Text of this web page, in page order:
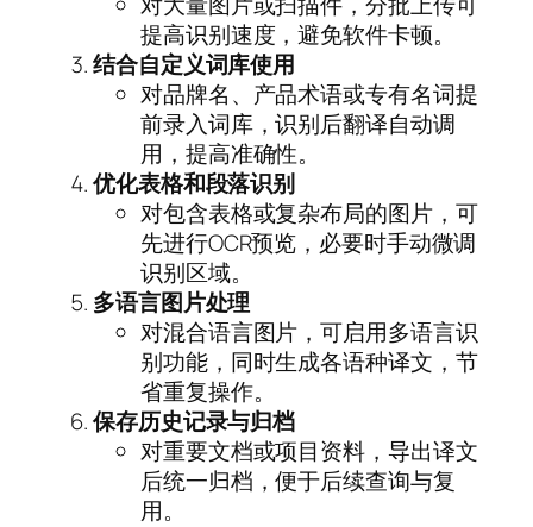
提高识别速度，避免软件卡顿。
结合自定义词库使用
对品牌名、产品术语或专有名词提
前录入词库，识别后翻译自动调
用，提高准确性。
优化表格和段落识别
对包含表格或复杂布局的图片，可
先进行OCR预览，必要时手动微调
识别区域。
多语言图片处理
对混合语言图片，可启用多语言识
别功能，同时生成各语种译文，节
省重复操作。
保存历史记录与归档
对重要文档或项目资料，导出译文
后统一归档，便于后续查询与复
用。